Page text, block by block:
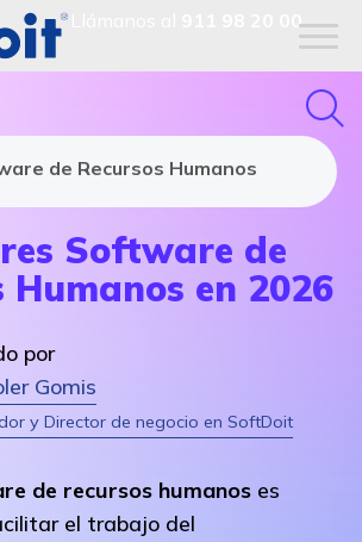
911 98 20 00
de Recursos Humanos
Software de
Humanos en 2026
por
Gomis
y Director de negocio en SoftDoit
de recursos humanos es
el trabajo del